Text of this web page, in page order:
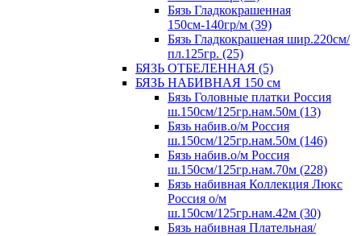
Бязь Гладкокрашенная
150см-140гр/м (39)
Бязь Гладкокрашеная шир.220см/
пл.125гр. (25)
БЯЗЬ ОТБЕЛЕННАЯ (5)
БЯЗЬ НАБИВНАЯ 150 см
Бязь Головные платки Россия
ш.150см/125гр.нам.50м (13)
Бязь набив.о/м Россия
ш.150см/125гр.нам.50м (146)
Бязь набив.о/м Россия
ш.150см/125гр.нам.70м (228)
Бязь набивная Коллекция Люкс
Россия о/м
ш.150см/125гр.нам.42м (30)
Бязь набивная Плательная/